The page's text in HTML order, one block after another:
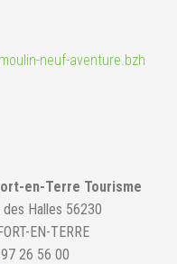
neuf-aventure.bzh
en-Terre Tourisme
Halles 56230
EN-TERRE
26 56 00